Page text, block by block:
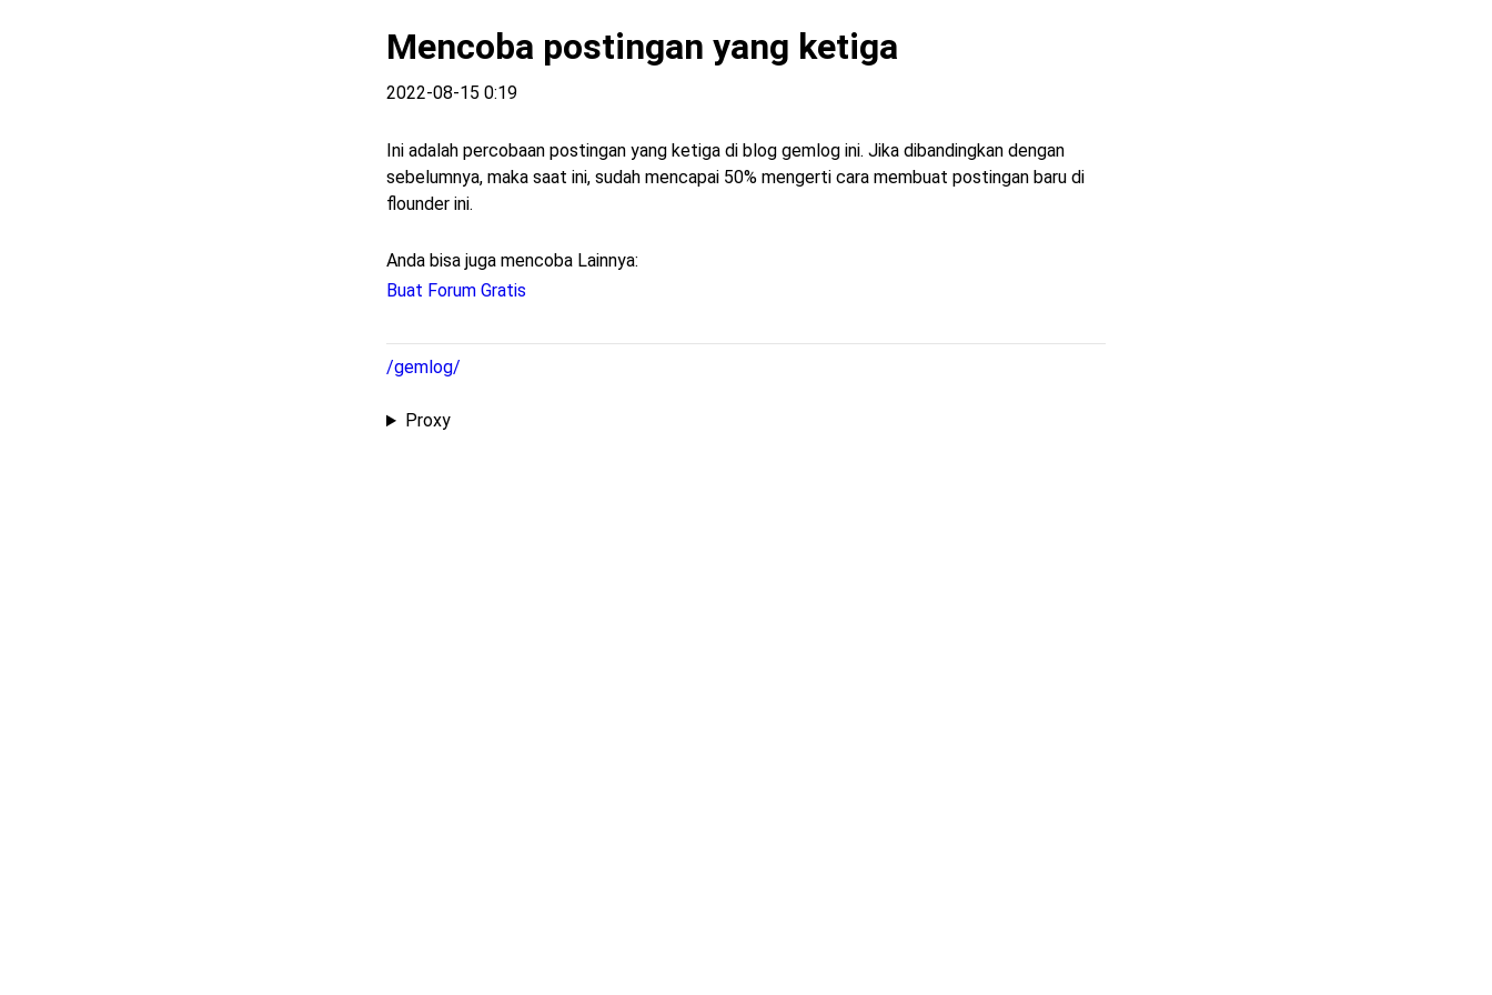
Mencoba postingan yang ketiga
2022-08-15 0:19
Ini adalah percobaan postingan yang ketiga di blog gemlog ini. Jika dibandingkan dengan
sebelumnya, maka saat ini, sudah mencapai 50% mengerti cara membuat postingan baru di
flounder ini.
Anda bisa juga mencoba Lainnya:
Buat Forum Gratis
/gemlog/
Proxy